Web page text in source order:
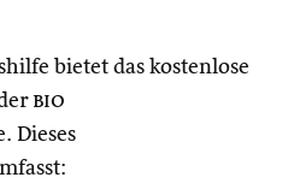
bietet das kostenlose
bio
Dieses